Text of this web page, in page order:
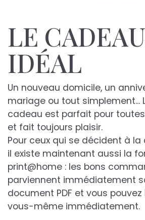
LE CADEAU
IDÉAL
Un nouveau domicile, un
mariage ou tout simplement...
cadeau est parfait pour
et fait toujours plaisir.
Pour ceux qui se décident à la
il existe maintenant aussi la
print@home : les bons
parviennent immédiatement
document PDF et vous
vous-même immédiatement.